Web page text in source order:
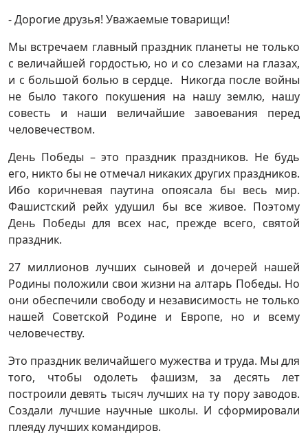
- Дорогие друзья! Уважаемые товарищи!
Мы встречаем главный праздник планеты не только
с величайшей гордостью, но и со слезами на глазах,
и с большой болью в сердце. Никогда после войны
не было такого покушения на нашу землю, нашу
совесть и наши величайшие завоевания перед
человечеством.
День Победы – это праздник праздников. Не будь
его, никто бы не отмечал никаких других праздников.
Ибо коричневая паутина опоясала бы весь мир.
Фашистский рейх удушил бы все живое. Поэтому
День Победы для всех нас, прежде всего, святой
праздник.
27 миллионов лучших сыновей и дочерей нашей
Родины положили свои жизни на алтарь Победы. Но
они обеспечили свободу и независимость не только
нашей Советской Родине и Европе, но и всему
человечеству.
Это праздник величайшего мужества и труда. Мы для
того, чтобы одолеть фашизм, за десять лет
построили девять тысяч лучших на ту пору заводов.
Создали лучшие научные школы. И сформировали
плеяду лучших командиров.